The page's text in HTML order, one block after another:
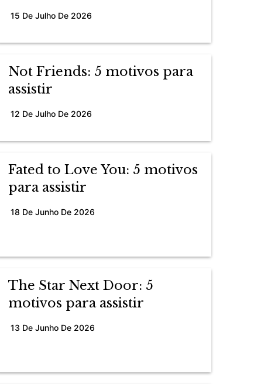
15 De Julho De 2026
Not Friends: 5 motivos para
assistir
12 De Julho De 2026
Fated to Love You: 5 motivos
para assistir
18 De Junho De 2026
The Star Next Door: 5
motivos para assistir
13 De Junho De 2026